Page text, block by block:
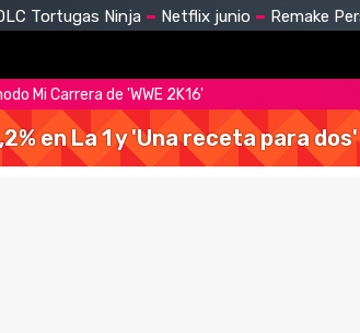
Tortugas Ninja Netflix junio Remake
Mi Carrera de 'WWE 2K16'
en La 1 y 'Una receta para